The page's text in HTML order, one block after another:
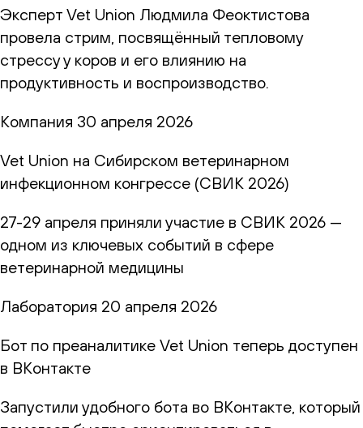
Эксперт Vet Union Людмила Феоктистова
провела стрим, посвящённый тепловому
стрессу у коров и его влиянию на
продуктивность и воспроизводство.
Компания 30 апреля 2026
Vet Union на Сибирском ветеринарном
инфекционном конгрессе (СВИК 2026)
27-29 апреля приняли участие в СВИК 2026 —
одном из ключевых событий в сфере
ветеринарной медицины
Лаборатория 20 апреля 2026
Бот по преаналитике Vet Union теперь доступен
в ВКонтакте
Запустили удобного бота во ВКонтакте, который